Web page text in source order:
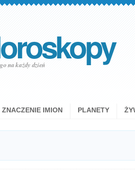
na każdy dzień
ZNACZENIE IMION PLANETY